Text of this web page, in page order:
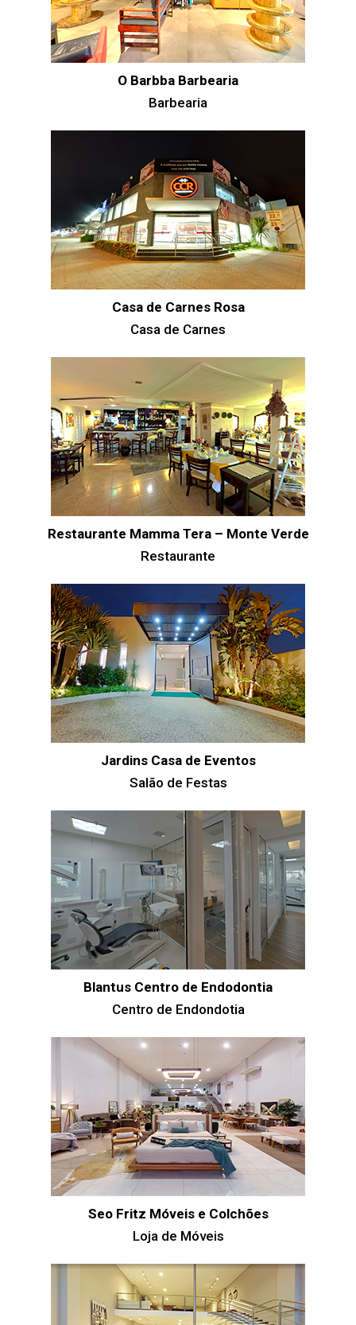
O Barbba Barbearia
Barbearia
Casa de Carnes Rosa
Casa de Carnes
Restaurante Mamma Tera – Monte Verde
Restaurante
Jardins Casa de Eventos
Salão de Festas
Blantus Centro de Endodontia
Centro de Endondotia
Seo Fritz Móveis e Colchões
Loja de Móveis